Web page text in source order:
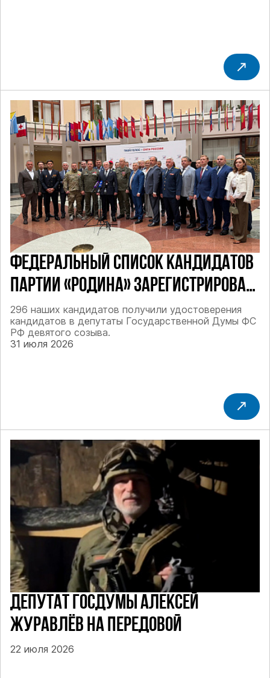
ФЕДЕРАЛЬНЫЙ СПИСОК КАНДИДАТОВ
ПАРТИИ «РОДИНА» ЗАРЕГИСТРИРОВАН
ПОСТАНОВЛЕНИЕМ ЦИК РФ
296 наших кандидатов получили удостоверения
кандидатов в депутаты Государственной Думы ФС
РФ девятого созыва.
31 июля 2026
ДЕПУТАТ ГОСДУМЫ АЛЕКСЕЙ
ЖУРАВЛЁВ НА ПЕРЕДОВОЙ
22 июля 2026